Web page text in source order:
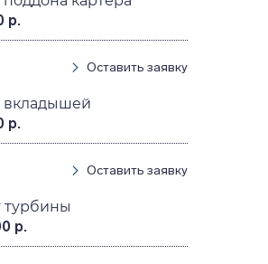
р.
Оставить заявку
вкладышей
р.
Оставить заявку
турбины
р.